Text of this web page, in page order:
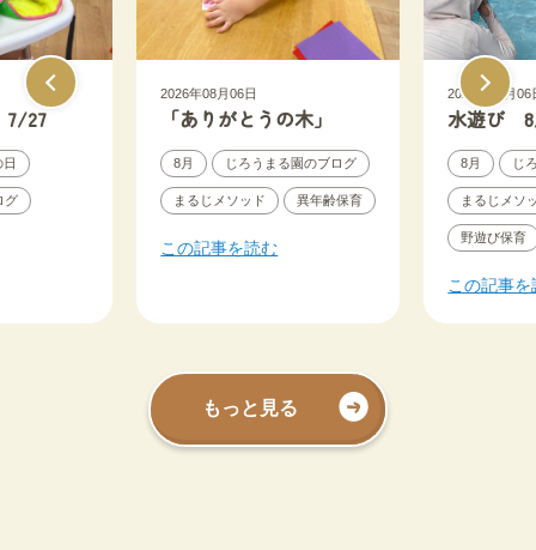
7/27
グ
2026年08月06日
「ありがとうの木」
8月 じろうまる園のブログ
まるじメソッド 異年齢保育
この記事を読む
2026年08月06
水遊び
8月 じ
まるじメソ
野遊び保育
この記事を
もっと見る